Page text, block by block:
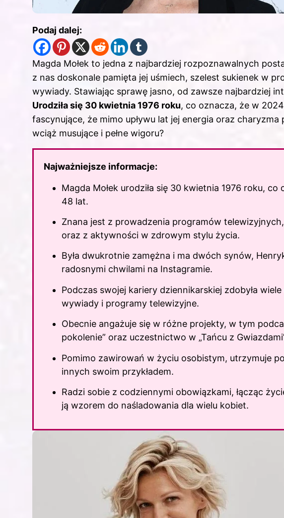
Podaj dalej:
Magda Mołek to jedna z najbardziej rozpoznawalnych
z nas doskonale pamięta jej uśmiech, szelest sukienek w
wywiady. Stawiając sprawę jasno, od zawsze najbardziej
Urodziła się 30 kwietnia 1976 roku, co oznacza, że w
fascynujące, że mimo upływu lat jej energia oraz charyzma
wciąż musujące i pełne wigoru?
Najważniejsze informacje:
Magda Mołek urodziła się 30 kwietnia 1976 roku,
48 lat.
Znana jest z prowadzenia programów
oraz z aktywności w zdrowym stylu życia.
Była dwukrotnie zamężna i ma dwóch synów,
radosnymi chwilami na Instagramie.
Podczas swojej kariery dziennikarskiej zdobyła
wywiady i programy telewizyjne.
Obecnie angażuje się w różne projekty, w tym
pokolenie” oraz uczestnictwo w „Tańcu z
Pomimo zawirowań w życiu osobistym, utrzymuje
innych swoim przykładem.
Radzi sobie z codziennymi obowiązkami, łącząc
ją wzorem do naśladowania dla wielu kobiet.